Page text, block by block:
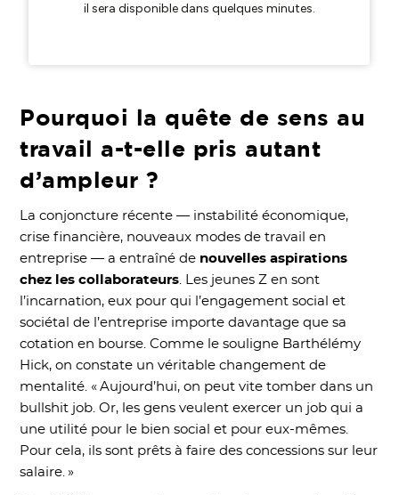
Pourquoi la quête de sens au
travail a-t-elle pris autant
d’ampleur ?
La conjoncture récente — instabilité économique,
crise financière, nouveaux modes de travail en
entreprise — a entraîné de nouvelles aspirations
chez les collaborateurs. Les jeunes Z en sont
l’incarnation, eux pour qui l’engagement social et
sociétal de l’entreprise importe davantage que sa
cotation en bourse. Comme le souligne Barthélémy
Hick, on constate un véritable changement de
mentalité. « Aujourd’hui, on peut vite tomber dans un
bullshit job. Or, les gens veulent exercer un job qui a
une utilité pour le bien social et pour eux-mêmes.
Pour cela, ils sont prêts à faire des concessions sur leur
salaire. »